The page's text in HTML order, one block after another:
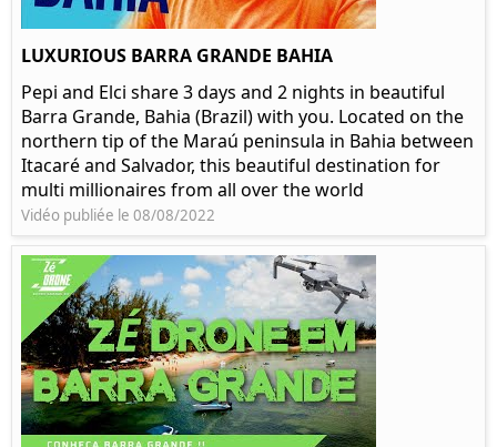
LUXURIOUS BARRA GRANDE BAHIA
Pepi and Elci share 3 days and 2 nights in beautiful
Barra Grande, Bahia (Brazil) with you. Located on the
northern tip of the Maraú peninsula in Bahia between
Itacaré and Salvador, this beautiful destination for
multi millionaires from all over the world
Vidéo publiée le 08/08/2022